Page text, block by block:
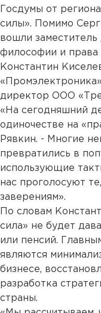
Госдумы от
силы». Помимо
вошли
философии и права
Константин
директор ООО
«На сегодняшний
одиночестве на
Рявкин. - Многие
превратились в
использующие
нас проголосуют
заверениям».
По словам
сила» не будет
или пенсий.
являются
бизнесе,
разработка
страны.